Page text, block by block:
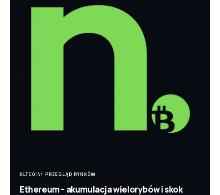
ALTCOIN PRZEGLĄD RYNKÓW
Ethereum – akumulacja wielorybów i skok